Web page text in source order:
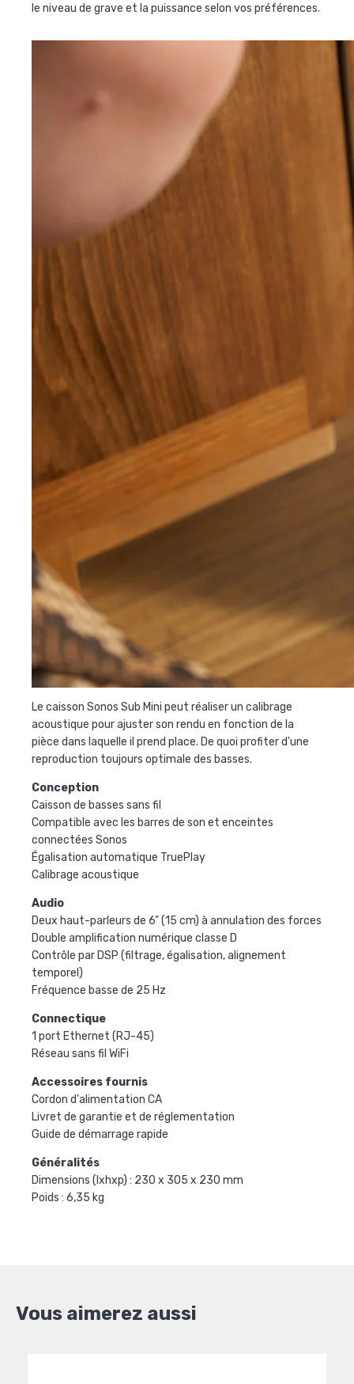
le niveau de grave et la puissance selon vos préférences.
Le caisson Sonos Sub Mini peut réaliser un calibrage
acoustique pour ajuster son rendu en fonction de la
pièce dans laquelle il prend place. De quoi profiter d'une
reproduction toujours optimale des basses.
Conception
Caisson de basses sans fil
Compatible avec les barres de son et enceintes
connectées Sonos
Égalisation automatique TruePlay
Calibrage acoustique
Audio
Deux haut-parleurs de 6" (15 cm) à annulation des forces
Double amplification numérique classe D
Contrôle par DSP (filtrage, égalisation, alignement
temporel)
Fréquence basse de 25 Hz
Connectique
1 port Ethernet (RJ-45)
Réseau sans fil WiFi
Accessoires fournis
Cordon d'alimentation CA
Livret de garantie et de réglementation
Guide de démarrage rapide
Généralités
Dimensions (lxhxp) : 230 x 305 x 230 mm
Poids : 6,35 kg
Vous aimerez aussi